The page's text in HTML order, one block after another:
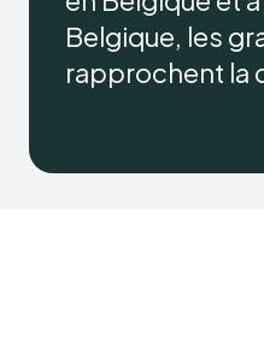
Belgique, les
rapprochent la